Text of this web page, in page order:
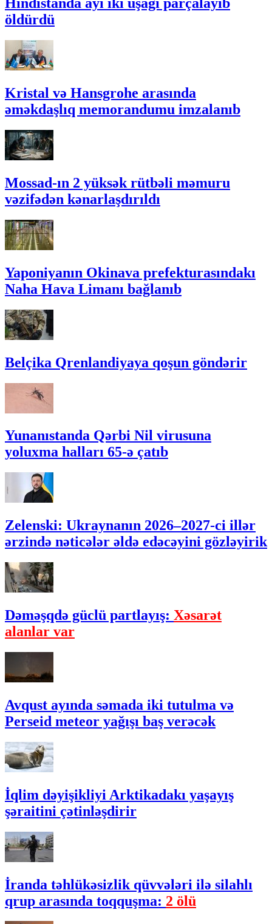
Hindistanda ayı iki uşağı parçalayıb
öldürdü
Kristal və Hansgrohe arasında
əməkdaşlıq memorandumu imzalanıb
Mossad-ın 2 yüksək rütbəli məmuru
vəzifədən kənarlaşdırıldı
Yaponiyanın Okinava prefekturasındakı
Naha Hava Limanı bağlanıb
Belçika Qrenlandiyaya qoşun göndərir
Yunanıstanda Qərbi Nil virusuna
yoluxma halları 65-ə çatıb
Zelenski: Ukraynanın 2026–2027-ci illər
ərzində nəticələr əldə edəcəyini gözləyirik
Dəməşqdə güclü partlayış: Xəsarət
alanlar var
Avqust ayında səmada iki tutulma və
Perseid meteor yağışı baş verəcək
İqlim dəyişikliyi Arktikadakı yaşayış
şəraitini çətinləşdirir
İranda təhlükəsizlik qüvvələri ilə silahlı
qrup arasında toqquşma: 2 ölü